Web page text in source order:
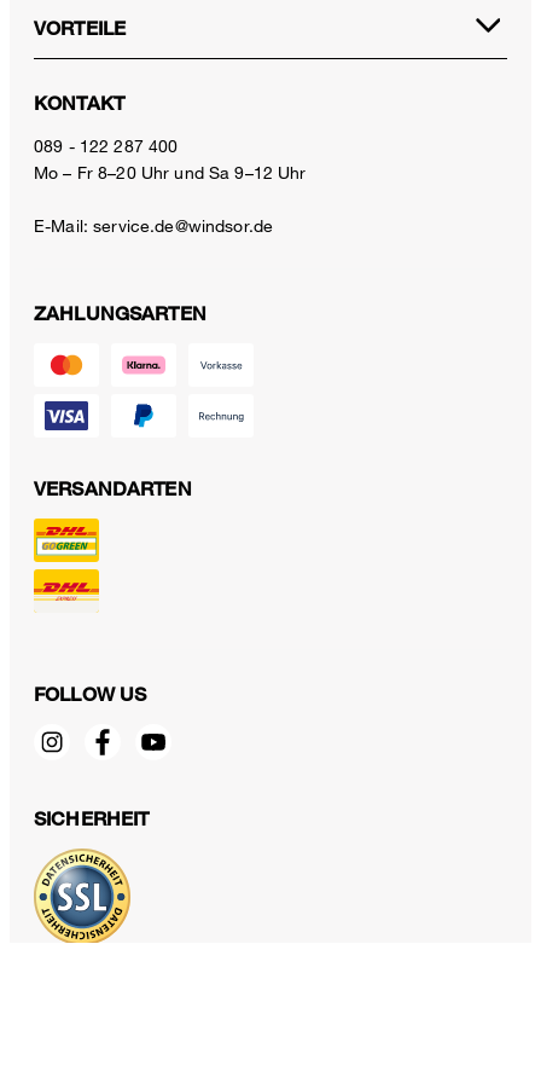
360,00 €
inkl. MwSt
VORTEILE
KONTAKT
089 - 122 287 400
Mo – Fr 8–20 Uhr und Sa 9–12 Uhr
E-Mail:service.de@windsor.de
ZAHLUNGSARTEN
VERSANDARTEN
FOLLOW US
SICHERHEIT